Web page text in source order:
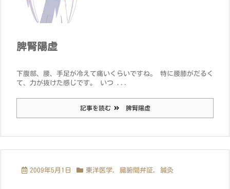
脾腎陽虚
下腹部、腰、手足が冷えて痛いくらいですね。 特に腰膝がだるく
て、力が抜けた感じです。 いつ ...
記事を読む 脾腎陽虚
2009年5月1日 東洋医学, 臓腑間弁証, 鍼灸